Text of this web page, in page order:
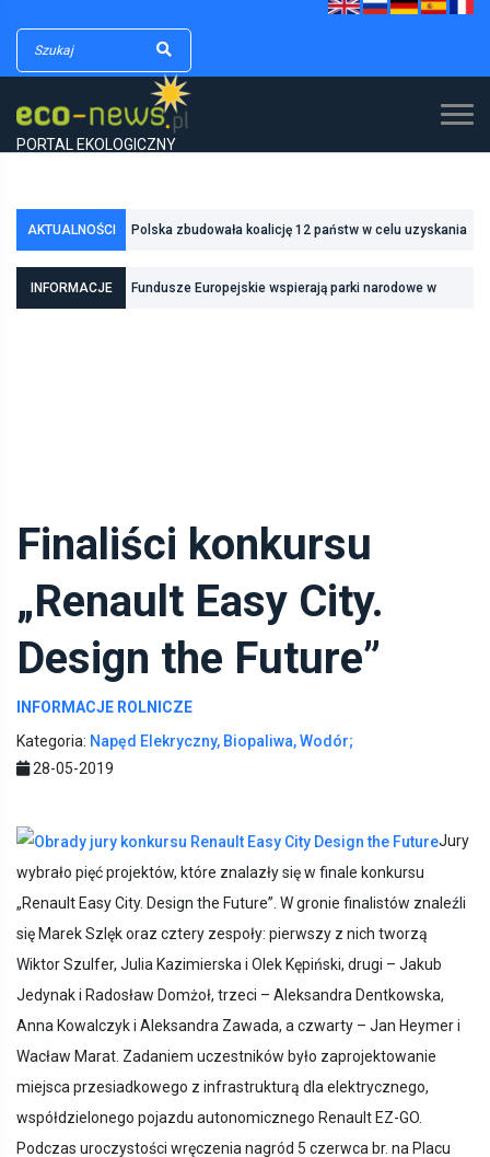
PORTAL EKOLOGICZNY
AKTUALNOŚCI
inwestycjom w zielono-niebieską infrastrukturę
energetyczną
INFORMACJE Fundusze Europejskie wspierają parki narodowe w
Finaliści konkursu
„Renault Easy City.
Design the Future”
INFORMACJE ROLNICZE
Kategoria: Napęd Elekryczny, Biopaliwa, Wodór;
28-05-2019
Jury
wybrało pięć projektów, które znalazły się w finale konkursu
„Renault Easy City. Design the Future”. W gronie finalistów znaleźli
się Marek Szlęk oraz cztery zespoły: pierwszy z nich tworzą
Wiktor Szulfer, Julia Kazimierska i Olek Kępiński, drugi – Jakub
Jedynak i Radosław Domżoł, trzeci – Aleksandra Dentkowska,
Anna Kowalczyk i Aleksandra Zawada, a czwarty – Jan Heymer i
Wacław Marat. Zadaniem uczestników było zaprojektowanie
miejsca przesiadkowego z infrastrukturą dla elektrycznego,
współdzielonego pojazdu autonomicznego Renault EZ-GO.
Podczas uroczystości wręczenia nagród 5 czerwca br. na Placu